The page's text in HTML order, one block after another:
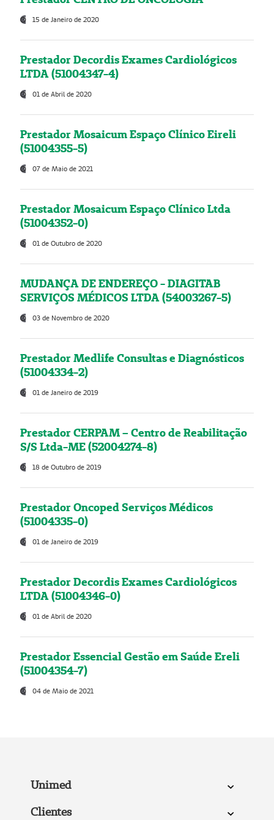
15 de Janeiro de 2020
Prestador Decordis Exames Cardiológicos
LTDA (51004347-4)
01 de Abril de 2020
Prestador Mosaicum Espaço Clínico Eireli
(51004355-5)
07 de Maio de 2021
Prestador Mosaicum Espaço Clínico Ltda
(51004352-0)
01 de Outubro de 2020
MUDANÇA DE ENDEREÇO - DIAGITAB
SERVIÇOS MÉDICOS LTDA (54003267-5)
03 de Novembro de 2020
Prestador Medlife Consultas e Diagnósticos
(51004334-2)
01 de Janeiro de 2019
Prestador CERPAM – Centro de Reabilitação
S/S Ltda-ME (52004274-8)
18 de Outubro de 2019
Prestador Oncoped Serviços Médicos
(51004335-0)
01 de Janeiro de 2019
Prestador Decordis Exames Cardiológicos
LTDA (51004346-0)
01 de Abril de 2020
Prestador Essencial Gestão em Saúde Ereli
(51004354-7)
04 de Maio de 2021
Unimed
Clientes